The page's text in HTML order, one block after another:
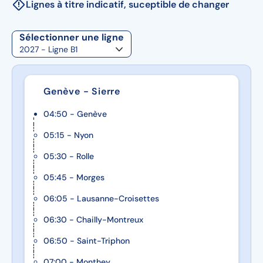
Lignes à titre indicatif, suceptible de changer
Sélectionner une ligne
Genève - Sierre
04:50 - Genève
05:15 - Nyon
05:30 - Rolle
05:45 - Morges
06:05 - Lausanne-Croisettes
06:30 - Chailly-Montreux
06:50 - Saint-Triphon